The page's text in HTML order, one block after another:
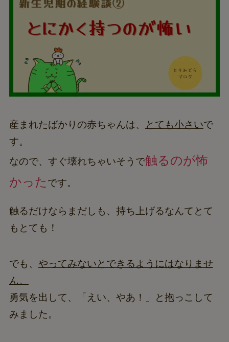
産まれたばかりの赤ちゃんは、 とても小さいで
す。
なので、すぐ壊れちゃいそうで触るのが怖
かった です。
触るだけならまだしも、持ち上げるなんてとて
もとても！
でも、 やってみないとできるようにはなりませ
ん。
勇気を出して、「えい、やあ！」と抱っこして
みました。